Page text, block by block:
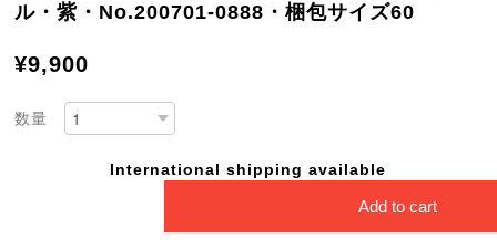
ル・紫・No.200701-0888・梱包サイズ60
¥9,900
数量
International shipping available
Add to cart